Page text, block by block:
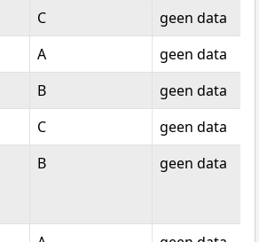
C
geen data
A
geen data
B
geen data
C
geen data
B geen data